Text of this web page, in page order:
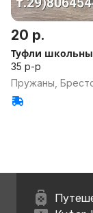
20 р.
Туфли
35 р-р
Пружаны,